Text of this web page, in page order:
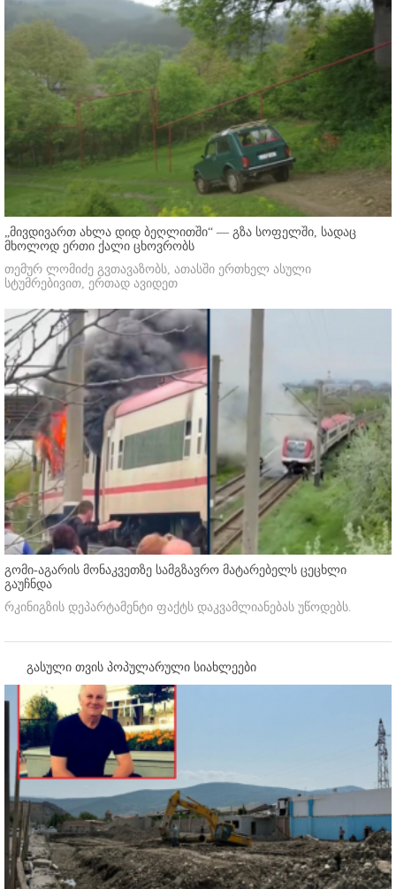
„მივდივართ ახლა დიდ ბეღლითში“ — გზა სოფელში, სადაც
მხოლოდ ერთი ქალი ცხოვრობს
თემურ ლომიძე გვთავაზობს, ათასში ერთხელ ასული
სტუმრებივით, ერთად ავიდეთ
გომი-აგარის მონაკვეთზე სამგზავრო მატარებელს ცეცხლი
გაუჩნდა
რკინიგზის დეპარტამენტი ფაქტს დაკვამლიანებას უწოდებს.
გასული თვის პოპულარული სიახლეები